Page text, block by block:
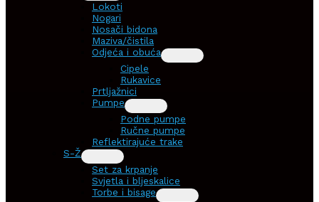
Lokoti
Nogari
Nosači bidona
Maziva/čistila
Odjeća i obuća
Cipele
Rukavice
Prtljažnici
Pumpe
Podne pumpe
Ručne pumpe
Reflektirajuće trake
S-Ž
Set za krpanje
Svjetla i bljeskalice
Torbe i bisage